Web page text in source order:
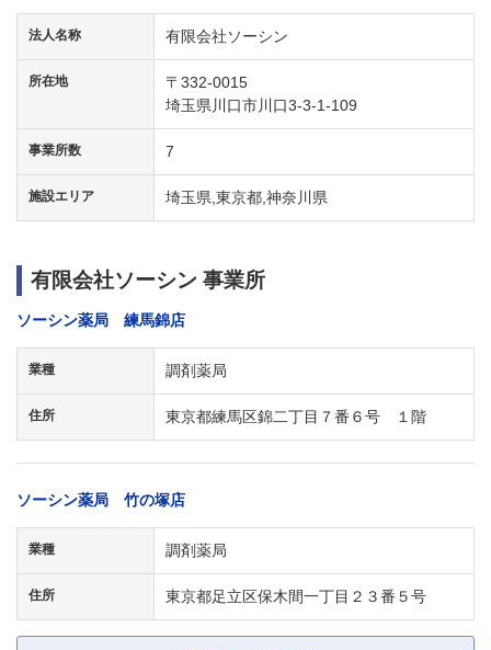
法人名称 有限会社ソーシン
所在地
〒332-0015
埼玉県川口市川口3-3-1-109
事業所数 7
施設エリア 埼玉県,東京都,神奈川県
有限会社ソーシン 事業所
ソーシン薬局 練馬錦店
業種 調剤薬局
住所 東京都練馬区錦二丁目７番６号 １階
ソーシン薬局 竹の塚店
業種 調剤薬局
住所 東京都足立区保木間一丁目２３番５号